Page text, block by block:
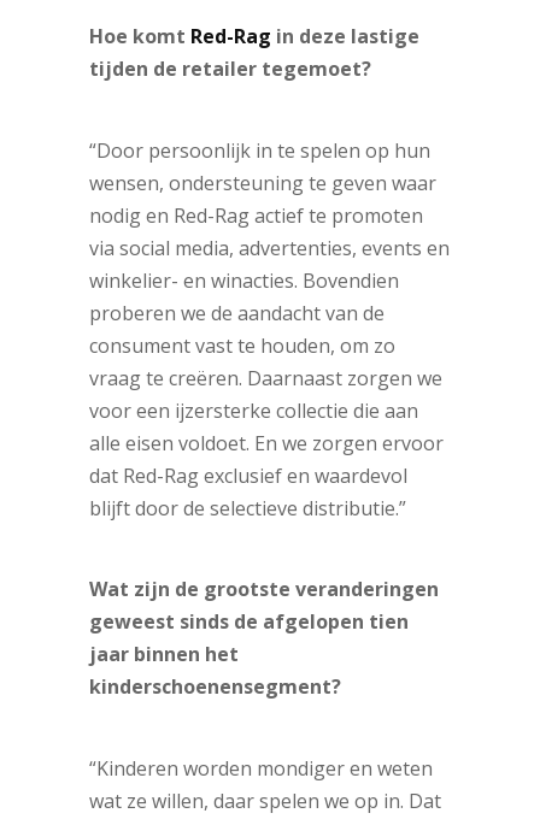
Hoe komt Red-Rag in deze lastige
tijden de retailer tegemoet?
“Door persoonlijk in te spelen op hun
wensen, ondersteuning te geven waar
nodig en Red-Rag actief te promoten
via social media, advertenties, events en
winkelier- en winacties. Bovendien
proberen we de aandacht van de
consument vast te houden, om zo
vraag te creëren. Daarnaast zorgen we
voor een ijzersterke collectie die aan
alle eisen voldoet. En we zorgen ervoor
dat Red-Rag exclusief en waardevol
blijft door de selectieve distributie.”
Wat zijn de grootste veranderingen
geweest sinds de afgelopen tien
jaar binnen het
kinderschoenensegment?
“Kinderen worden mondiger en weten
wat ze willen, daar spelen we op in. Dat